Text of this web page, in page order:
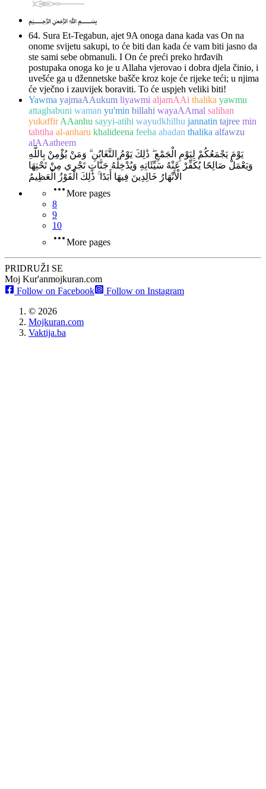
﷽
64. Sura Et-Tegabun, ajet 9A onoga dana kada vas On na
onome svijetu sakupi, to će biti dan kada će vam biti jasno da
ste sami sebe obmanuli. I On će preći preko hrđavih
postupaka onoga ko je u Allaha vjerovao i dobra djela činio, i
uvešće ga u džennetske bašče kroz koje će rijeke teći; u njima
će vječno i zauvijek boraviti. To će uspjeh veliki biti!
Yawma yajmaAAukum liyawmi aljamAAi thalika yawmu
attaghabuni waman yu'min billahi wayaAAmal salihan
yukaffirAAanhu sayyi-atihi wayudkhilhu jannatin tajree min
tahtiha al-anharu khalideena feeha abadan thalika alfawzu
alAAatheem
يَوْمَ يَجْمَعُكُمْ لِيَوْمِ الْجَمْعِ ۖ ذَٰلِكَ يَوْمُ التَّغَابُنِ ۗ وَمَنْ يُؤْمِنْ بِاللَّهِ
وَيَعْمَلْ صَالِحًا يُكَفِّرْ عَنْهُ سَيِّئَاتِهِ وَيُدْخِلْهُ جَنَّاتٍ تَجْرِي مِنْ تَحْتِهَا
الْأَنْهَارُ خَالِدِينَ فِيهَا أَبَدًا ۚ ذَٰلِكَ الْفَوْزُ الْعَظِيمُ
More pages
8
9
10
More pages
PRIDRUŽI SE
Moj Kur'anmojkuran.com
Follow on Facebook
Follow on Instagram
© 2026
Mojkuran.com
Vaktija.ba